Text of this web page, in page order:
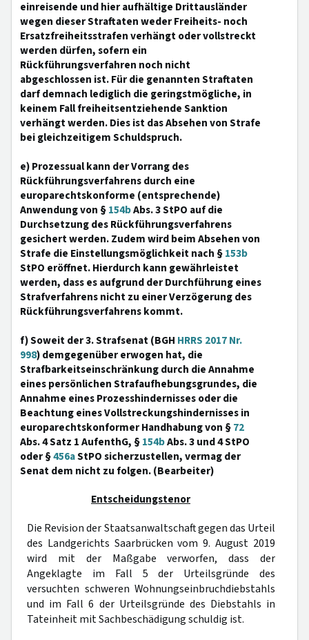
einreisende und hier aufhältige Drittausländer
wegen dieser Straftaten weder Freiheits- noch
Ersatzfreiheitsstrafen verhängt oder vollstreckt
werden dürfen, sofern ein
Rückführungsverfahren noch nicht
abgeschlossen ist. Für die genannten Straftaten
darf demnach lediglich die geringstmögliche, in
keinem Fall freiheitsentziehende Sanktion
verhängt werden. Dies ist das Absehen von Strafe
bei gleichzeitigem Schuldspruch.
e) Prozessual kann der Vorrang des
Rückführungsverfahrens durch eine
europarechtskonforme (entsprechende)
Anwendung von §154bAbs. 3 StPO auf die
Durchsetzung des Rückführungsverfahrens
gesichert werden. Zudem wird beim Absehen von
Strafe die Einstellungsmöglichkeit nach §153b
StPO eröffnet. Hierdurch kann gewährleistet
werden, dass es aufgrund der Durchführung eines
Strafverfahrens nicht zu einer Verzögerung des
Rückführungsverfahrens kommt.
f) Soweit der 3. Strafsenat (BGH HRRS 2017 Nr.
998) demgegenüber erwogen hat, die
Strafbarkeitseinschränkung durch die Annahme
eines persönlichen Strafaufhebungsgrundes, die
Annahme eines Prozesshindernisses oder die
Beachtung eines Vollstreckungshindernisses in
europarechtskonformer Handhabung von §72
Abs. 4 Satz 1 AufenthG, §154bAbs. 3 und 4 StPO
oder §456aStPO sicherzustellen, vermag der
Senat dem nicht zu folgen. (Bearbeiter)
Entscheidungstenor
Die Revision der Staatsanwaltschaft gegen das Urteil
des Landgerichts Saarbrücken vom 9. August 2019
wird mit der Maßgabe verworfen, dass der
Angeklagte im Fall 5 der Urteilsgründe des
versuchten schweren Wohnungseinbruchdiebstahls
und im Fall 6 der Urteilsgründe des Diebstahls in
Tateinheit mit Sachbeschädigung schuldig ist.